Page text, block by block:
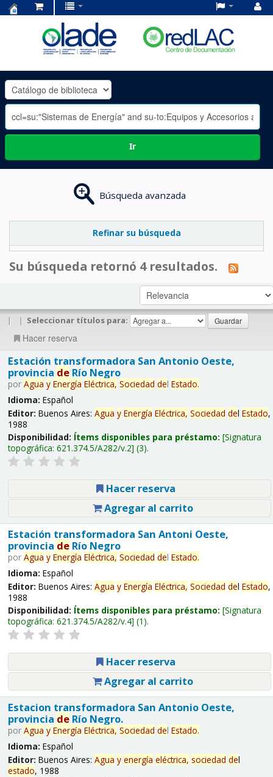
OLADE
-
Ir
Búsqueda avanzada
Refinar su búsqueda
Su búsqueda retornó 4 resultados.
| | Seleccionar títulos para:
Hacer reserva
Estación transformadora San Antonio Oeste,
provincia deRío Negro
por Agua y Energía Eléctrica, Sociedad del Estado.
Idioma: Español
Editor: Buenos Aires: Agua y Energía Eléctrica, Sociedad del Estado,
1988
Disponibilidad: Ítems disponibles para préstamo: Signatura
topográfica: 621.374.5/A282/v.2 (3).
Hacer reserva
Agregar al carrito
Estación transformadora San Antoni Oeste,
provincia deRío Negro
por Agua y Energía Eléctrica, Sociedad del Estado.
Idioma: Español
Editor: Buenos Aires: Agua y Energía Eléctrica, Sociedad del Estado,
1988
Disponibilidad: Ítems disponibles para préstamo: Signatura
topográfica: 621.374.5/A282/v.4 (1).
Hacer reserva
Agregar al carrito
Estacion transformadora San Antonio Oeste,
provincia deRío Negro.
por Agua y Energía Eléctrica, Sociedad del Estado.
Idioma: Español
Editor: Buenos Aires: Agua y energía eléctrica, sociedad del
estado, 1988